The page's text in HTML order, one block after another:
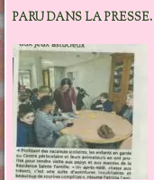
PARU DANS LA PRESSE.